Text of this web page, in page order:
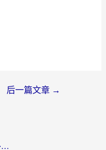
后一篇文章 →
雷神手游和sixfast哪个好？海外党亲测3款回国加速器，教你选对不踩坑